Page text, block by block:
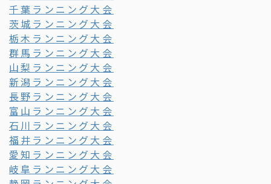
千葉ランニング大会
茨城ランニング大会
栃木ランニング大会
群馬ランニング大会
山梨ランニング大会
新潟ランニング大会
長野ランニング大会
富山ランニング大会
石川ランニング大会
福井ランニング大会
愛知ランニング大会
岐阜ランニング大会